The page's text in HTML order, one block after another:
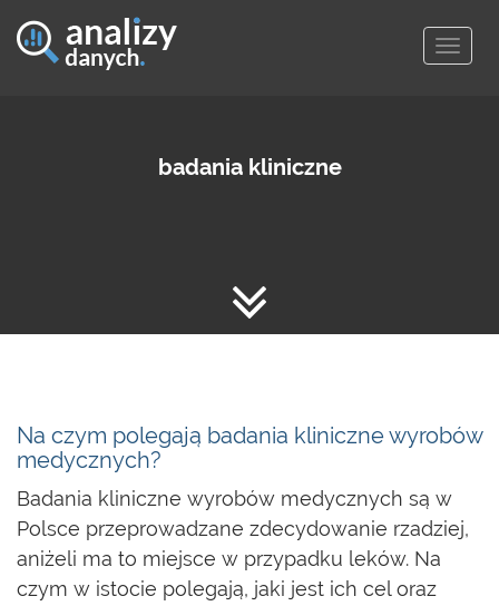
badania kliniczne
Na czym polegają badania kliniczne wyrobów
medycznych?
Badania kliniczne wyrobów medycznych są w
Polsce przeprowadzane zdecydowanie rzadziej,
aniżeli ma to miejsce w przypadku leków. Na
czym w istocie polegają, jaki jest ich cel oraz